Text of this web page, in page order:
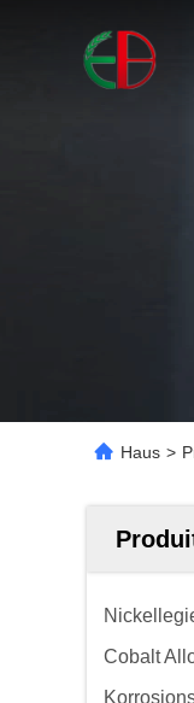
Haus >
Cobalt